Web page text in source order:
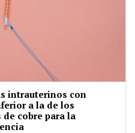
intrauterinos con
a la de los
cobre para la